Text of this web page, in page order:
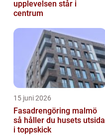
upplevelsen står i
centrum
15 juni 2026
Fasadrengöring malmö
så håller du husets utsida
i toppskick